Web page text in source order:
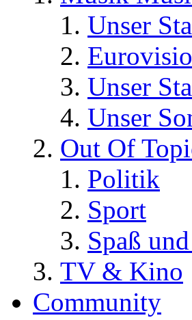
Unser
Unser
Unser
Out Of
Politik
Sport
Spaß
TV & Kino
Community